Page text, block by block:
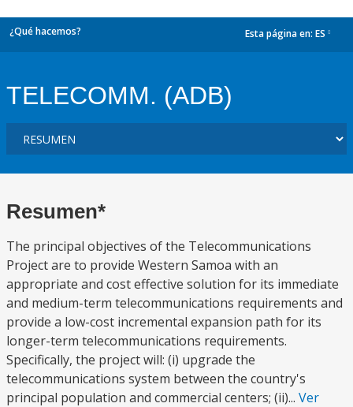
¿Qué hacemos? Esta página en: ES
TELECOMM. (ADB)
Resumen*
The principal objectives of the Telecommunications
Project are to provide Western Samoa with an
appropriate and cost effective solution for its immediate
and medium-term telecommunications requirements and
provide a low-cost incremental expansion path for its
longer-term telecommunications requirements.
Specifically, the project will: (i) upgrade the
telecommunications system between the country's
principal population and commercial centers; (ii)... Ver